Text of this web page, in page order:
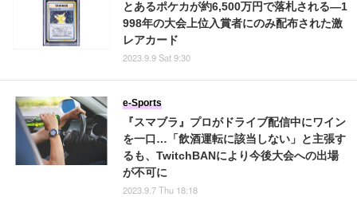
とあるポケカが約6,500万円で落札される―1
998年の大会上位入賞者にのみ配布された激
レアカード
2023.9.9 Sat 9:30
『スマブラ』プロがドライブ配信中にワイン
を一口…「飲酒運転に該当しない」と主張す
るも、TwitchBANにより今後大会への出場
が不可に
e-Sports
2023.9.7 Thu 18:18